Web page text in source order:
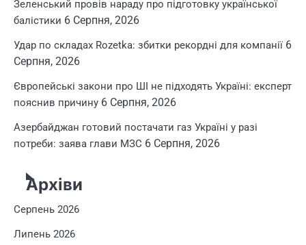
Зеленський провів нараду про підготовку української
балістики 6 Серпня, 2026
Удар по складах Rozetka: збитки рекордні для компанії 6
Серпня, 2026
Європейські закони про ШІ не підходять Україні: експерт
пояснив причину 6 Серпня, 2026
Азербайджан готовий постачати газ Україні у разі
потреби: заява глави МЗС 6 Серпня, 2026
Архіви
Серпень 2026
Липень 2026